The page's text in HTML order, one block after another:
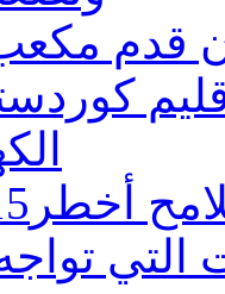
توريد 100 مليون قدم
15كارثة بيئية
التي